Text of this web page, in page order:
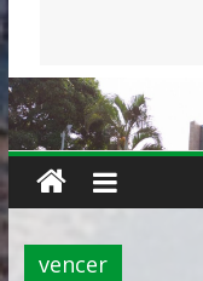
de
Vitória
vencer